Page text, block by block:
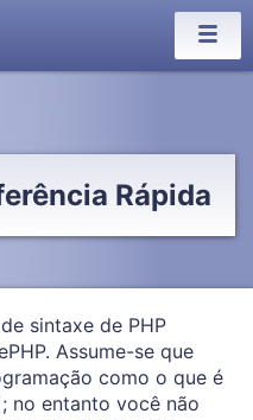
Rápida
sintaxe de PHP
Assume-se que
como o que é
no entanto você não